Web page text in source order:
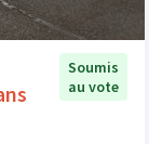
Soumis
au vote